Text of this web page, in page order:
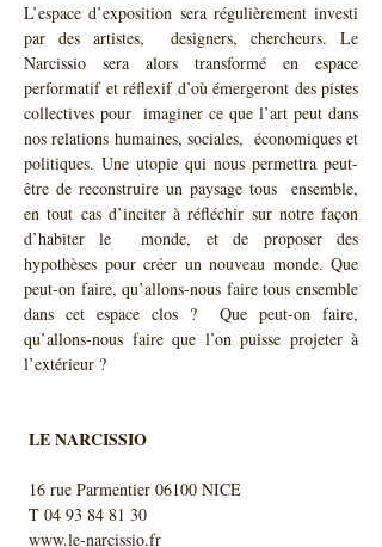
L’espace d’exposition sera régulièrement investi
par des artistes,  designers, chercheurs. Le
Narcissio sera alors transformé en espace
performatif et réflexif d’où émergeront des pistes
collectives pour  imaginer ce que l’art peut dans
nos relations humaines, sociales,  économiques et
politiques. Une utopie qui nous permettra peut-
être de reconstruire un paysage tous  ensemble,
en tout cas d’inciter à réfléchir sur notre façon
d’habiter le  monde, et de proposer des
hypothèses pour créer un nouveau monde. Que
peut-on faire, qu’allons-nous faire tous ensemble
dans cet espace clos ?  Que peut-on faire,
qu’allons-nous faire que l’on puisse projeter à
l’extérieur ?
LE NARCISSIO